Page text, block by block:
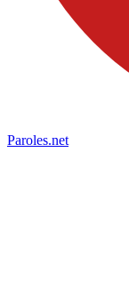
Paroles.net